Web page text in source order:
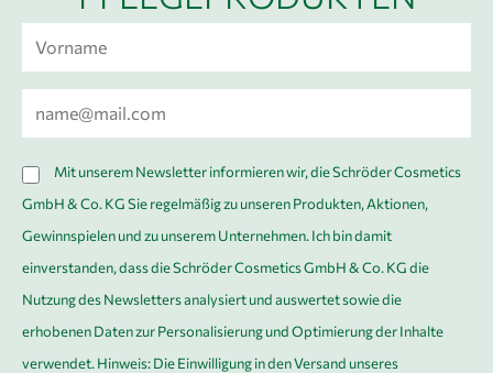
r
m
e
*
a
i
l
*
D
S
O
*
Mit unserem Newsletter informieren wir, die Schröder Cosmetics
GmbH & Co. KG Sie regelmäßig zu unseren Produkten, Aktionen,
Gewinnspielen und zu unserem Unternehmen. Ich bin damit
einverstanden, dass die Schröder Cosmetics GmbH & Co. KG die
Nutzung des Newsletters analysiert und auswertet sowie die
erhobenen Daten zur Personalisierung und Optimierung der Inhalte
verwendet. Hinweis: Die Einwilligung in den Versand unseres